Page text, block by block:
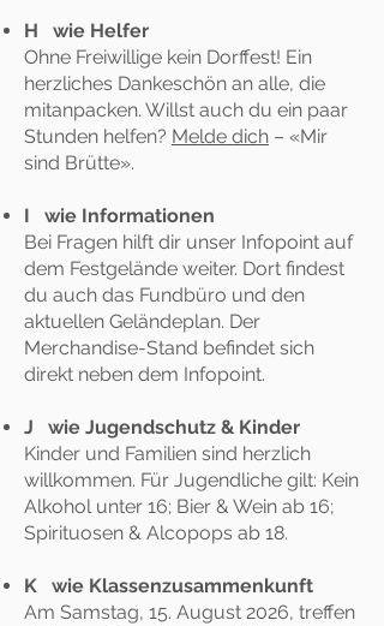
H wie Helfer
Ohne Freiwillige kein Dorffest! Ein
herzliches Dankeschön an alle, die
mitanpacken. Willst auch du ein paar
Stunden helfen? Melde dich – «Mir
sind Brütte».
I wie Informationen
Bei Fragen hilft dir unser Infopoint auf
dem Festgelände weiter. Dort findest
du auch das Fundbüro und den
aktuellen Geländeplan. Der
Merchandise-Stand befindet sich
direkt neben dem Infopoint.
J wie Jugendschutz & Kinder
Kinder und Familien sind herzlich
willkommen. Für Jugendliche gilt: Kein
Alkohol unter 16; Bier & Wein ab 16;
Spirituosen & Alcopops ab 18.
K wie Klassenzusammenkunft
Am Samstag, 15. August 2026, treffen